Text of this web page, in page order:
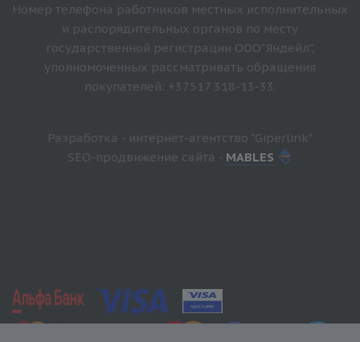
Номер телефона работников местных исполнительных
и распорядительных органов по месту
государственной регистрации ООО"Яндейл",
уполномоченных рассматривать обращения
покупателей: +37517 318-13-33.
Разработка - интернет-агентство "Giperlink"
SEO-продвижение сайта - MABLES